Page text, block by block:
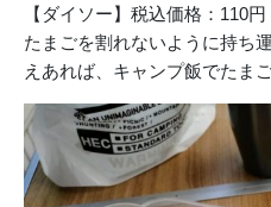
【ダイソー】税込価格：110円
たまごを割れないように持ち
えあれば、キャンプ飯でたま